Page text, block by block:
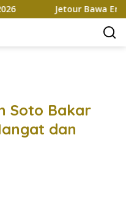
Jetour Bawa Empat
Soto Bakar
dan